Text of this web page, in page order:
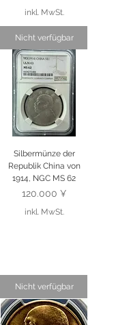
inkl. MwSt.
Nicht verfügbar
Silbermünze der
Republik China von
1914, NGC MS 62
Preis
120.000 ¥
inkl. MwSt.
Nicht verfügbar